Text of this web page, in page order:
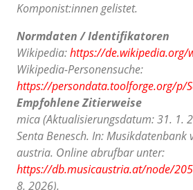
Komponist:innen gelistet.
Normdaten / Identifikatoren
Wikipedia:https://de.wikipedia.org/
Wikipedia-Personensuche:
https://persondata.toolforge.org/p/
Empfohlene Zitierweise
mica (Aktualisierungsdatum: 31. 1.
Senta Benesch. In: Musikdatenbank
austria. Online abrufbar unter:
https://db.musicaustria.at/node/
8. 2026).